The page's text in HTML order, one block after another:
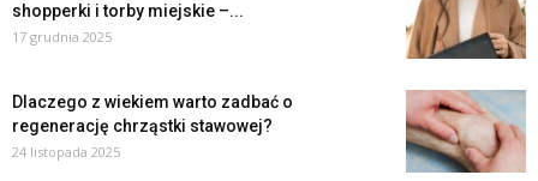
shopperki i torby miejskie –...
17 grudnia 2025
Dlaczego z wiekiem warto zadbać o
regenerację chrząstki stawowej?
24 listopada 2025